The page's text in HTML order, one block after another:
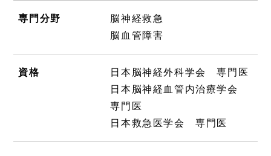
専門分野
脳神経救急
脳血管障害
資格
日本脳神経外科学会 専門医
日本脳神経血管内治療学会
専門医
日本救急医学会 専門医